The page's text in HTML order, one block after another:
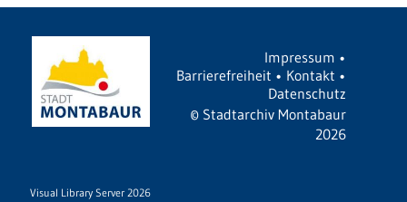
Impressum •
Barrierefreiheit • Kontakt •
Datenschutz
© Stadtarchiv Montabaur
2026
Visual Library Server 2026